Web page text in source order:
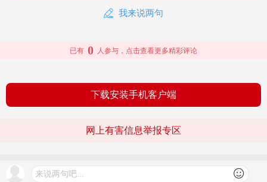
我来说两句
来说两句吧...
已有 0 人参与，点击查看更多精彩评论
下载安装手机客户端
网上有害信息举报专区
查看更多
© 2026 文旅头条 版权所有